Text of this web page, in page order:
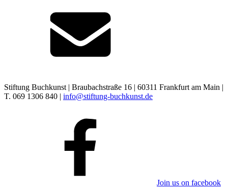
Stiftung Buchkunst | Braubachstraße 16 | 60311 Frankfurt am Main |
T. 069 1306 840 | info@stiftung-buchkunst.de
Join us on facebook